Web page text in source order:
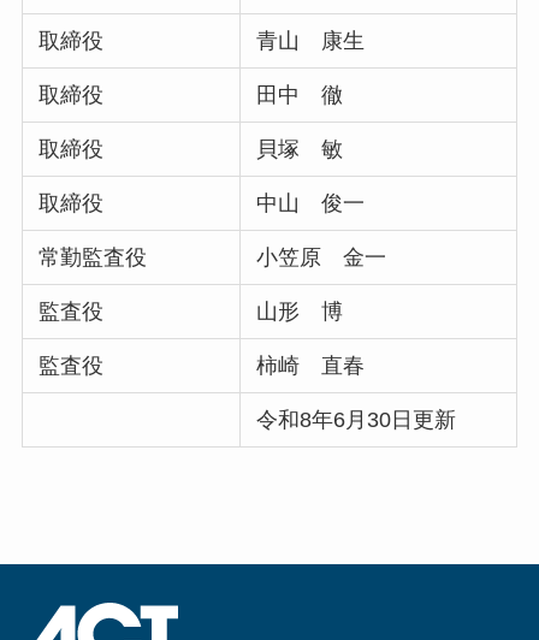
取締役 青山 康生
取締役 田中 徹
取締役 貝塚 敏
取締役 中山 俊一
常勤監査役 小笠原 金一
監査役 山形 博
監査役 柿崎 直春
令和8年6月30日更新